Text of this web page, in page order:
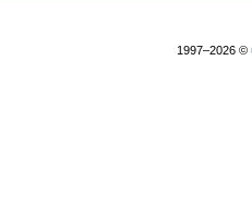
1997–2026 ©